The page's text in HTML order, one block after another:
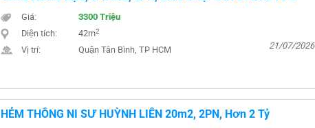
Giá: 3300 Triệu
Diện tích: 42m2
Vị trí: Quận Tân Bình, TP HCM 21/07/2026
HẺM THÔNG NI SƯ HUỲNH LIÊN 20m2, 2PN, Hơn 2 Tỷ